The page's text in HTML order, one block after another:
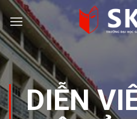
Skip
to
content
DIỄN